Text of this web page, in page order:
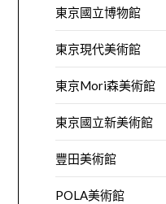
東京國立博物館
東京現代美術館
東京Mori森美術館
東京國立新美術館
豐田美術館
POLA美術館